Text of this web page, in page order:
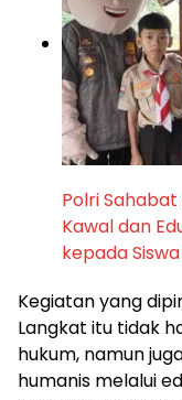
Polri
Kawal dan
kepada
Kegiatan yang
Langkat itu tidak
hukum, namun
humanis melalui